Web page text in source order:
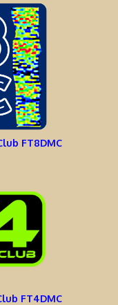
FT8DMC
FT4DMC